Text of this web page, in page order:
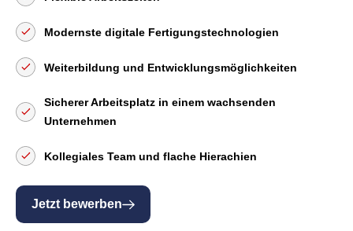
Modernste digitale Fertigungstechnologien
Weiterbildung und Entwicklungsmöglichkeiten
Sicherer Arbeitsplatz in einem wachsenden
Unternehmen
Kollegiales Team und flache Hierachien
Jetzt bewerben